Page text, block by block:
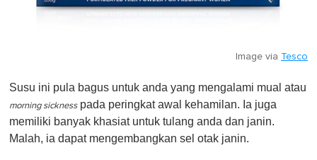
Image via Tesco
Susu ini pula bagus untuk anda yang mengalami mual atau
morning sicknesspada peringkat awal kehamilan. Ia juga
memiliki banyak khasiat untuk tulang anda dan janin.
Malah, ia dapat mengembangkan sel otak janin.